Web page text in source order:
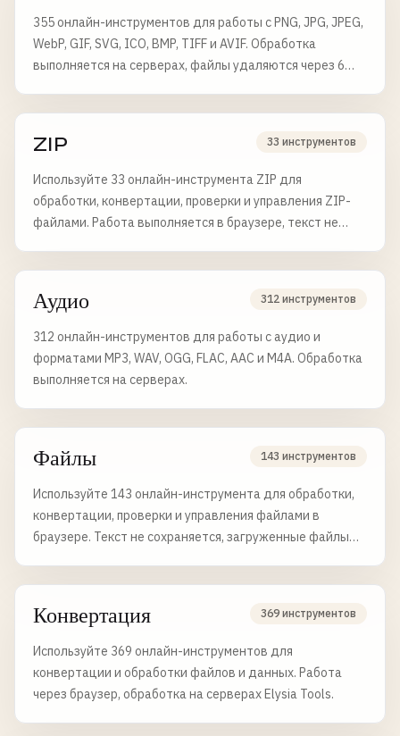
355 онлайн-инструментов для работы с PNG, JPG, JPEG,
WebP, GIF, SVG, ICO, BMP, TIFF и AVIF. Обработка
выполняется на серверах, файлы удаляются через 6
ZIP 33 инструментов
Используйте 33 онлайн-инструмента ZIP для
обработки, конвертации, проверки и управления ZIP-
файлами. Работа выполняется в браузере, текст не
Аудио 312 инструментов
312 онлайн-инструментов для работы с аудио и
форматами MP3, WAV, OGG, FLAC, AAC и M4A. Обработка
выполняется на серверах.
Файлы 143 инструментов
Используйте 143 онлайн-инструмента для обработки,
конвертации, проверки и управления файлами в
браузере. Текст не сохраняется, загруженные файлы
Конвертация 369 инструментов
Используйте 369 онлайн-инструментов для
конвертации и обработки файлов и данных. Работа
через браузер, обработка на серверах Elysia Tools.